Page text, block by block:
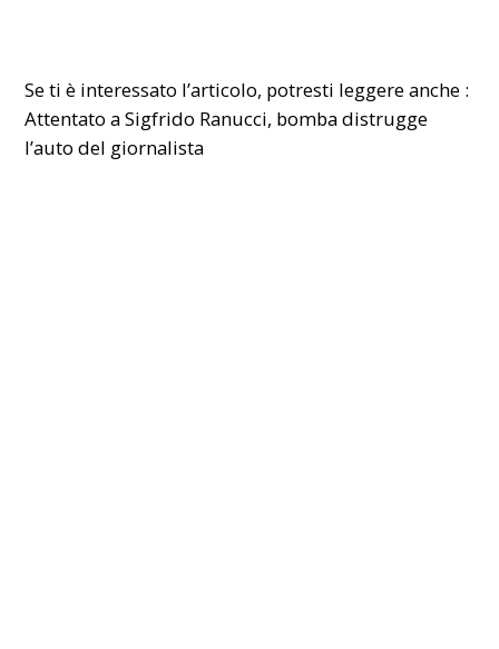
Se ti è interessato l’articolo, potresti leggere anche :
Attentato a Sigfrido Ranucci, bomba distrugge
l’auto del giornalista